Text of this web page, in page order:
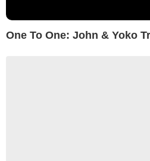
One To One: John & Yoko